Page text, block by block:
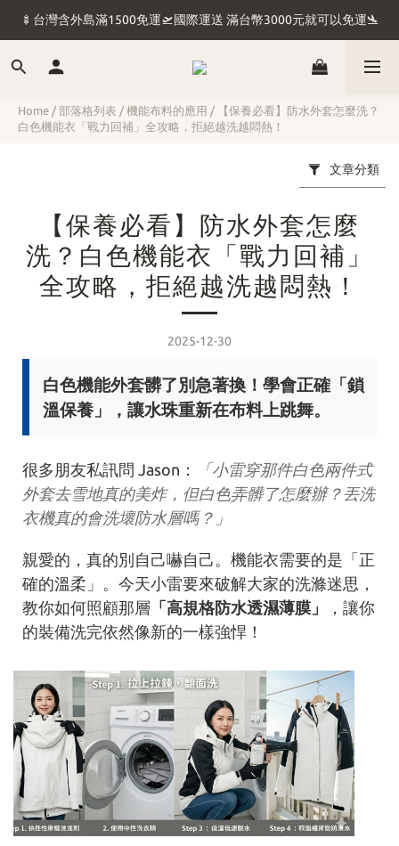
🍢台灣含外島滿1500免運🛫國際運送 滿台幣3000元就可以免運🛬
🍢台灣含外島滿1500免運🛫國際運送 滿台幣3000元就可以免運🛬
💖收到商品別忘了評價 評價後領5元購物金💖穿雷訊月入百萬💖
Home / 部落格列表 / 機能布料的應用 /
【保養必看】防水外套怎麼洗？
白色機能衣「戰力回補」全攻略，拒絕越洗越悶熱！
文章分類
【保養必看】防水外套怎麼
洗？白色機能衣「戰力回補」
全攻略，拒絕越洗越悶熱！
2025-12-30
白色機能外套髒了別急著換！學會正確「鎖
溫保養」，讓水珠重新在布料上跳舞。
很多朋友私訊問 Jason：
「小雷穿那件白色兩件式
外套去雪地真的美炸，但白色弄髒了怎麼辦？丟洗
衣機真的會洗壞防水層嗎？」
親愛的，真的別自己嚇自己。機能衣需要的是「正
確的溫柔」。今天小雷要來破解大家的洗滌迷思，
教你如何照顧那層 「高規格防水透濕薄膜」
，讓你
的裝備洗完依然像新的一樣強悍！